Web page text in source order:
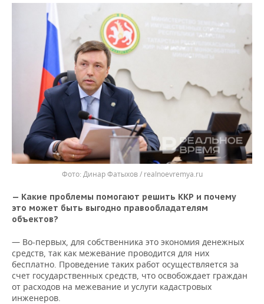
Динар Фатыхов / realnoevremya.ru
— Какие проблемы помогают решить ККР и почему
это может быть выгодно правообладателям
объектов?
— Во-первых, для собственника это экономия денежных
средств, так как межевание проводится для них
бесплатно. Проведение таких работ осуществляется за
счет государственных средств, что освобождает граждан
от расходов на межевание и услуги кадастровых
инженеров.